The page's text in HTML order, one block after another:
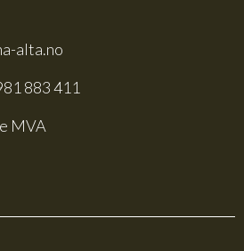
alta.no
883 411
MVA